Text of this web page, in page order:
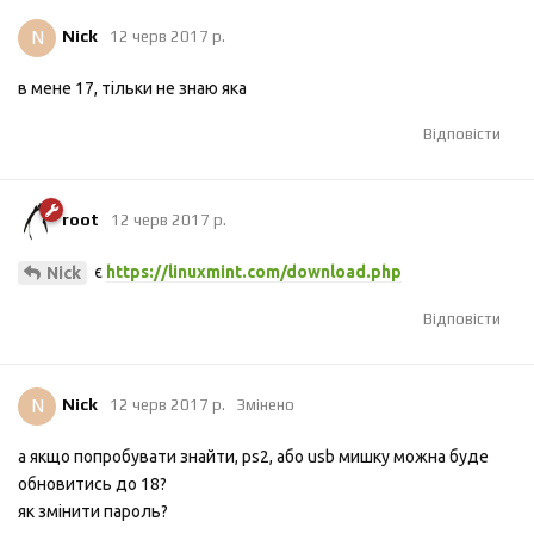
N Nick 12 черв 2017 р.
в мене 17, тільки не знаю яка
Відповісти
root 12 черв 2017 р.
Nick є https://linuxmint.com/download.php
Відповісти
N Nick 12 черв 2017 р. Змінено
а якщо попробувати знайти, ps2, або usb мишку можна буде
обновитись до 18?
як змінити пароль?